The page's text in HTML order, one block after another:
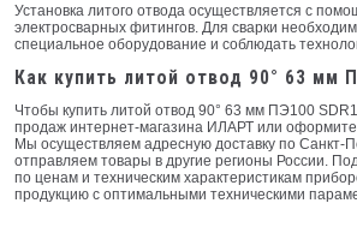
Установка литого отвода осуществляется с
электросварных фитингов. Для сварки
специальное оборудование и соблюдать
Как купить литой отвод 90° 63 мм
Чтобы купить литой отвод 90° 63 мм ПЭ100
продаж интернет-магазина ИЛАРТ или оформите
Мы осуществляем адресную доставку по Санкт-
отправляем товары в другие регионы России.
по ценам и техническим характеристикам
продукцию с оптимальными техническими